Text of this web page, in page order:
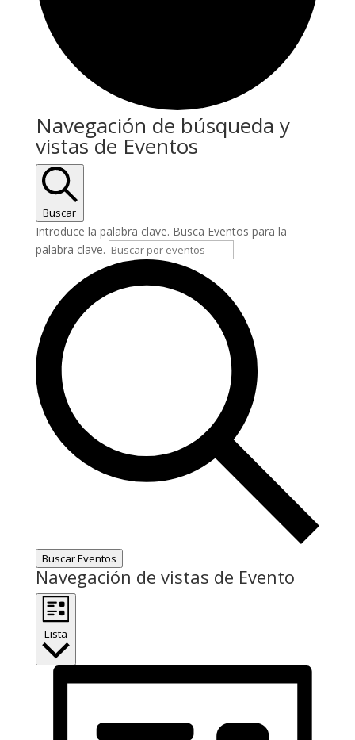
Eventos
Navegación de búsqueda y
vistas de Eventos
Buscar
Introduce la palabra clave. Busca Eventos para la
palabra clave.
Buscar Eventos
Navegación de vistas de Evento
Lista